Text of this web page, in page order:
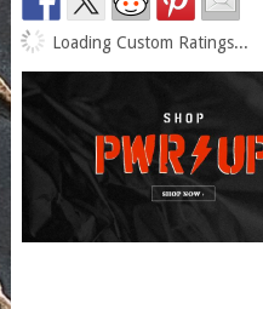
Loading Custom Ratings...